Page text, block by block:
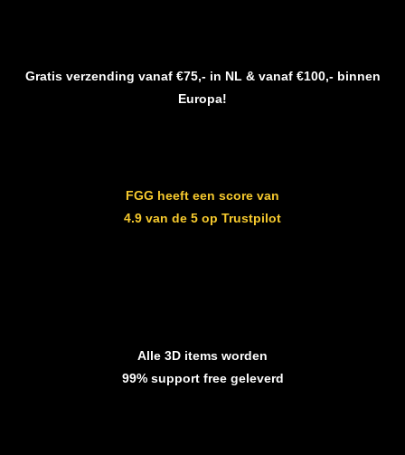
Gratis verzending vanaf €75,- in NL & vanaf €100,- binnen
Europa!
FGG heeft een score van
4.9 van de 5 op Trustpilot
Alle 3D items worden
99% support free geleverd